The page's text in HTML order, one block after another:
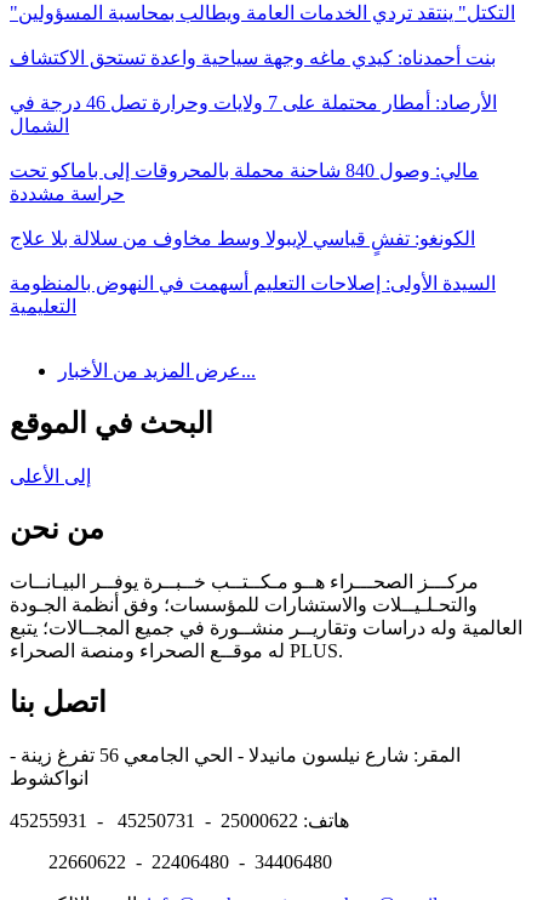
"التكتل" ينتقد تردي الخدمات العامة ويطالب بمحاسبة المسؤولين
بنت أحمدناه: كيدي ماغه وجهة سياحية واعدة تستحق الاكتشاف
الأرصاد: أمطار محتملة على 7 ولايات وحرارة تصل 46 درجة في
الشمال
مالي: وصول 840 شاحنة محملة بالمحروقات إلى باماكو تحت
حراسة مشددة
الكونغو: تفشٍ قياسي لإيبولا وسط مخاوف من سلالة بلا علاج
السيدة الأولى: إصلاحات التعليم أسهمت في النهوض بالمنظومة
التعليمية
عرض المزيد من الأخبار...
البحث في الموقع
إلى الأعلى
من نحن
مركـــز الصحـــراء هــو مـكــتــب خــبــرة يوفــر البيـانــات
والتحـلـيــلات والاستشارات للمؤسسات؛ وفق أنظمة الجـودة
العالمية وله دراسات وتقاريــر منشــورة في جميع المجــالات؛ يتبع
له موقــع الصحراء ومنصة الصحراء PLUS.
اتصل بنا
المقر: شارع نيلسون مانيدلا - الحي الجامعي 56 تفرغ زينة -
هاتف: 25000622 - 45250731 - 45255931
22660622 - 22406480 - 34406480